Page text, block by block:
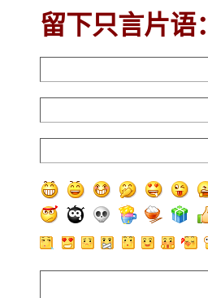
留下只言片语：